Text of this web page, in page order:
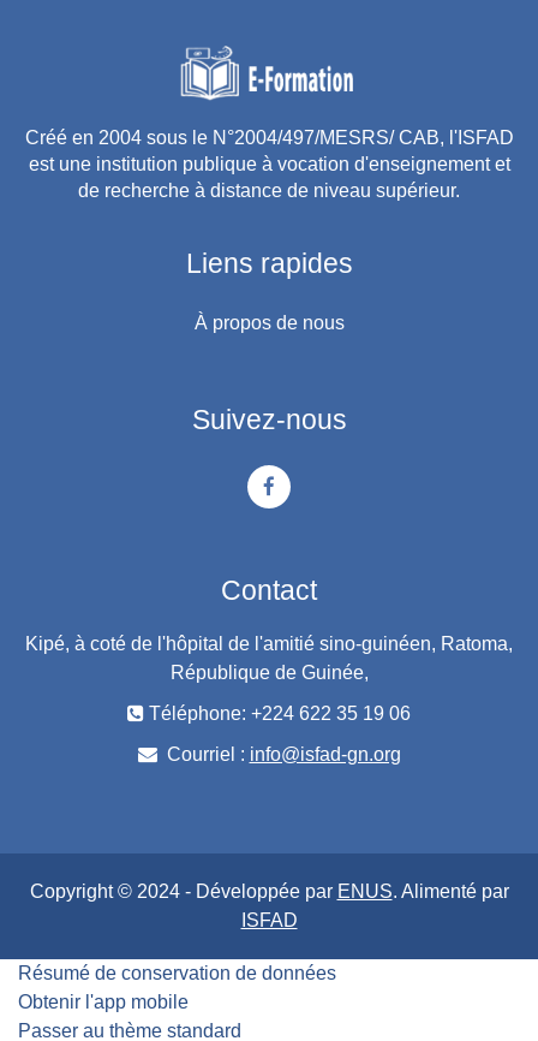
Créé en 2004 sous le N°2004/497/MESRS/ CAB, l'ISFAD
est une institution publique à vocation d'enseignement et
de recherche à distance de niveau supérieur.
Liens rapides
À propos de nous
Suivez-nous
Contact
Kipé, à coté de l'hôpital de l'amitié sino-guinéen, Ratoma,
République de Guinée,
Téléphone: +224 622 35 19 06
Courriel : info@isfad-gn.org
Copyright © 2024 - Développée par ENUS. Alimenté par
ISFAD
Résumé de conservation de données
Obtenir l'app mobile
Passer au thème standard